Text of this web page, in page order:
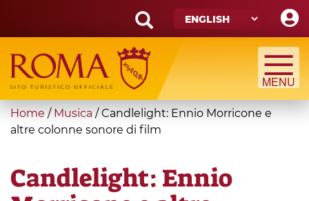
main
content
Search
form
Search
You
are
Home / Musica /Candlelight: Ennio Morricone e
altre colonne sonore di film
Candlelight: Ennio